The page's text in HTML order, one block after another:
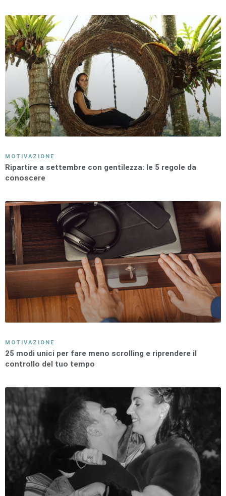
MOTIVAZIONE
Ripartire a settembre con gentilezza: le 5 regole da
conoscere
MOTIVAZIONE
25 modi unici per fare meno scrolling e riprendere il
controllo del tuo tempo